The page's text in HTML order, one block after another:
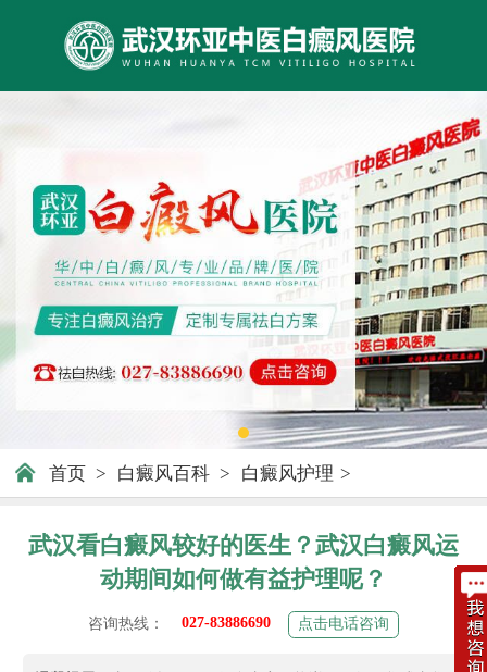
首页 > 白癜风百科 > 白癜风护理 >
武汉看白癜风较好的医生？武汉白癜风运
动期间如何做有益护理呢？
咨询热线： 027-83886690 点击电话咨询